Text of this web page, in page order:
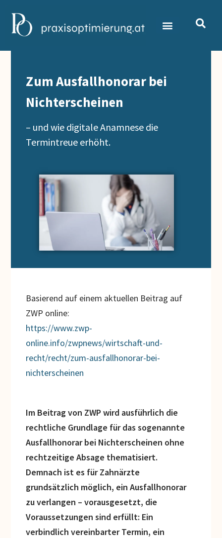
Zum Ausfallhonorar bei
Nichterscheinen
– und wie digitale Anamnese die
Termintreue erhöht.
Basierend auf einem aktuellen Beitrag auf
ZWP online:
https://www.zwp-
online.info/zwpnews/wirtschaft-und-
recht/recht/zum-ausfallhonorar-bei-
nichterscheinen
Im Beitrag von ZWP wird ausführlich die
rechtliche Grundlage für das sogenannte
Ausfallhonorar bei Nichterscheinen ohne
rechtzeitige Absage thematisiert.
Demnach ist es für Zahnärzte
grundsätzlich möglich, ein Ausfallhonorar
zu verlangen – vorausgesetzt, die
Voraussetzungen sind erfüllt: Ein
verbindlich vereinbarter Termin, ein